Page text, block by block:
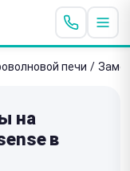
печи /
на
в